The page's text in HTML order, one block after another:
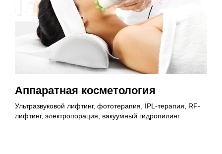
Аппаратная косметология
Ультразвуковой лифтинг, фототерапия, IPL-терапия, RF-
лифтинг, электропорация, вакуумный гидропилинг